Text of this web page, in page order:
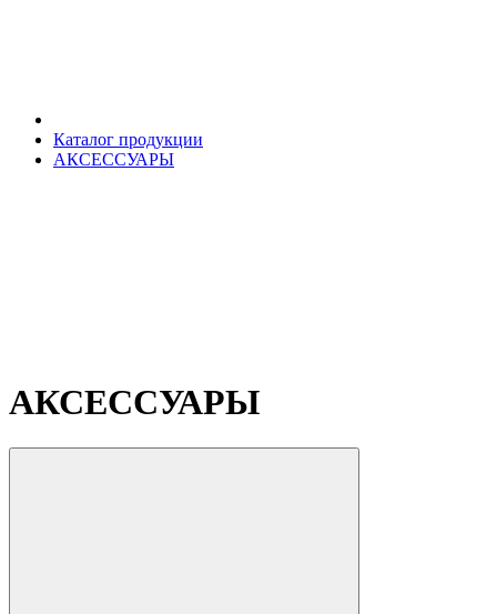
Каталог продукции
АКСЕССУАРЫ
АКСЕССУАРЫ